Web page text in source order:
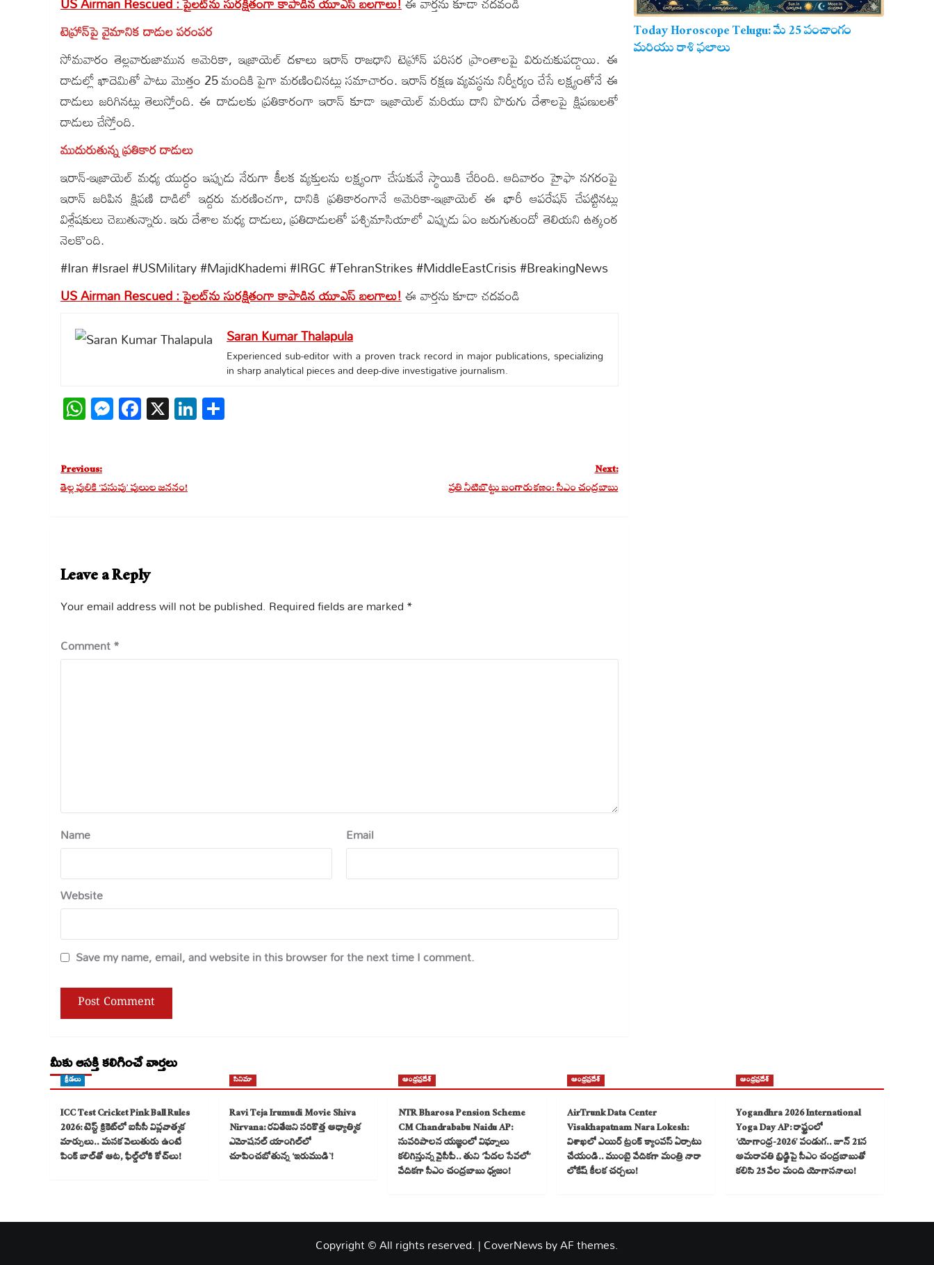
టెహ్రాన్‌పై వైమానిక దాడుల పరంపర
సోమవారం తెల్లవారుజామున అమెరికా, ఇజ్రాయెల్ దళాలు ఇరాన్ రాజధాని టెహ్రాన్ పరిసర ప్రాంతాలపై విరుచుకుపడ్డాయి. ఈ
దాడుల్లో ఖాదెమితో పాటు మొత్తం 25 మందికి పైగా మరణించినట్లు సమాచారం. ఇరాన్ రక్షణ వ్యవస్థను నిర్వీర్యం చేసే లక్ష్యంతోనే ఈ
దాడులు జరిగినట్లు తెలుస్తోంది. ఈ దాడులకు ప్రతికారంగా ఇరాన్ కూడా ఇజ్రాయెల్ మరియు దాని పొరుగు దేశాలపై క్షిపణులతో
దాడులు చేస్తోంది.
ముదురుతున్న ప్రతికార దాడులు
ఇరాన్-ఇజ్రాయెల్ మధ్య యుద్ధం ఇప్పుడు నేరుగా కీలక వ్యక్తులను లక్ష్యంగా చేసుకునే స్థాయికి చేరింది. ఆదివారం హైఫా నగరంపై
ఇరాన్ జరిపిన క్షిపణి దాడిలో ఇద్దరు మరణించగా, దానికి ప్రతికారంగానే అమెరికా-ఇజ్రాయెల్ ఈ భారీ ఆపరేషన్ చేపట్టినట్లు
విశ్లేషకులు చెబుతున్నారు. ఇరు దేశాల మధ్య దాడులు, ప్రతిదాడులతో పశ్చిమాసియాలో ఎప్పుడు ఏం జరుగుతుందో తెలియని ఉత్కంఠ
నెలకొంది.
#Iran #Israel #USMilitary #MajidKhademi #IRGC #TehranStrikes #MiddleEastCrisis #BreakingNews
US Airman Rescued : పైలట్‌ను సురక్షితంగా కాపాడిన యూఎస్ బలగాలు!ఈ వార్తను కూడా చదవండి
Saran Kumar Thalapula
Experienced sub-editor with a proven track record in major publications, specializing
in sharp analytical pieces and deep-dive investigative journalism.
WhatsApp
Messenger
Facebook
X LinkedIn
Post
navigation
Previous:
తెల్ల పులికి ‘పసుపు’ పులుల జననం!
Next:
ప్రతి నీటిబొట్టు బంగారుకణం: సీఎం చంద్రబాబు
Leave a Reply
Your email address will not be published. Required fields are marked*
Comment*
Name Email
Website
Save my name, email, and website in this browser for the next time I comment.
Today Horoscope Telugu: మే 25 పంచాంగం
మరియు రాశి ఫలాలు
మీకు ఆసక్తి కలిగించే వార్తలు
క్రీడలు
ICC Test Cricket Pink Ball Rules
2026: టెస్ట్ క్రికెట్‌లో ఐసీసీ విప్లవాత్మక
మార్పులు.. మసక వెలుతురు ఉంటే
పింక్ బాల్‌తో ఆట, ఫీల్డ్‌లోకి కోచ్‌లు!
సినిమా
Ravi Teja Irumudi Movie Shiva
Nirvana: రవితేజని సరికొత్త ఆధ్యాత్మిక
ఎమోషనల్ యాంగిల్‌లో
చూపించబోతున్న ‘ఇరుముడి`!
ఆంధ్రప్రదేశ్
NTR Bharosa Pension Scheme
CM Chandrababu Naidu AP:
సుపరిపాలన యజ్ఞంలో విఘ్నాలు
కలిగిస్తున్న వైసీపీ.. తుని ‘పేదల సేవలో’
వేదికగా సీఎం చంద్రబాబు ధ్వజం!
ఆంధ్రప్రదేశ్
AirTrunk Data Center
Visakhapatnam Nara Lokesh:
విశాఖలో ఎయిర్ ట్రంక్ క్యాంపస్ ఏర్పాటు
చేయండి.. ముంబై వేదికగా మంత్రి నారా
లోకేష్ కీలక చర్చలు!
ఆంధ్రప్రదేశ్
Yogandhra 2026 International
Yoga Day AP: రాష్ట్రంలో
‘యోగాంధ్ర-2026’ పండుగ.. జూన్ 21న
అమరావతి బ్రిడ్జిపై సీఎం చంద్రబాబుతో
కలిసి 25 వేల మంది యోగాసనాలు!
Copyright © All rights reserved. |CoverNewsby AF themes.